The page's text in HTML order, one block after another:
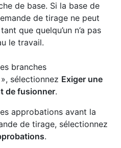
de base. Si la base de
de tirage ne peut
que quelqu’un n’a pas
le travail.
branches
sélectionnez Exiger une
de fusionner.
approbations avant la
de tirage, sélectionnez
.